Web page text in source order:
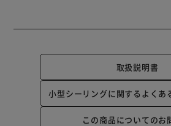
取扱説明書
小型シーリングに関するよくあ
この商品についてのお